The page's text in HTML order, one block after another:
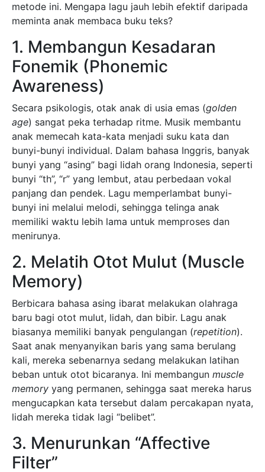
metode ini. Mengapa lagu jauh lebih efektif daripada
meminta anak membaca buku teks?
1. Membangun Kesadaran
Fonemik (Phonemic
Awareness)
Secara psikologis, otak anak di usia emas (golden
age) sangat peka terhadap ritme. Musik membantu
anak memecah kata-kata menjadi suku kata dan
bunyi-bunyi individual. Dalam bahasa Inggris, banyak
bunyi yang “asing” bagi lidah orang Indonesia, seperti
bunyi “th”, “r” yang lembut, atau perbedaan vokal
panjang dan pendek. Lagu memperlambat bunyi-
bunyi ini melalui melodi, sehingga telinga anak
memiliki waktu lebih lama untuk memproses dan
menirunya.
2. Melatih Otot Mulut (Muscle
Memory)
Berbicara bahasa asing ibarat melakukan olahraga
baru bagi otot mulut, lidah, dan bibir. Lagu anak
biasanya memiliki banyak pengulangan (repetition).
Saat anak menyanyikan baris yang sama berulang
kali, mereka sebenarnya sedang melakukan latihan
beban untuk otot bicaranya. Ini membangun muscle
memory yang permanen, sehingga saat mereka harus
mengucapkan kata tersebut dalam percakapan nyata,
lidah mereka tidak lagi “belibet”.
3. Menurunkan “Affective
Filter”